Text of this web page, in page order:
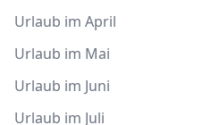
Urlaub im April
Urlaub im Mai
Urlaub im Juni
Urlaub im Juli